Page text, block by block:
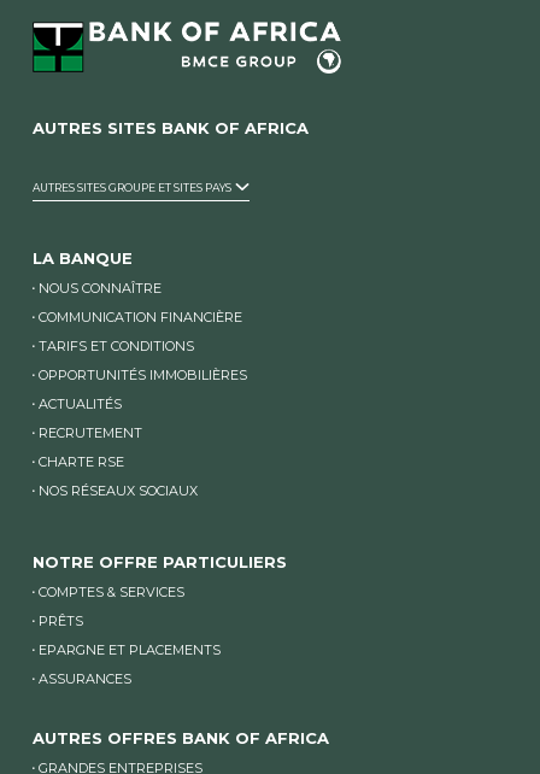
AUTRES SITES BANK OF AFRICA
AUTRES SITES GROUPE ET SITES PAYS
LA BANQUE
NOUS CONNAÎTRE
COMMUNICATION FINANCIÈRE
TARIFS ET CONDITIONS
OPPORTUNITÉS IMMOBILIÈRES
ACTUALITÉS
RECRUTEMENT
CHARTE RSE
NOS RÉSEAUX SOCIAUX
NOTRE OFFRE PARTICULIERS
COMPTES & SERVICES
PRÊTS
EPARGNE ET PLACEMENTS
ASSURANCES
AUTRES OFFRES BANK OF AFRICA
GRANDES ENTREPRISES